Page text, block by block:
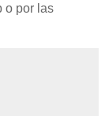
o por las